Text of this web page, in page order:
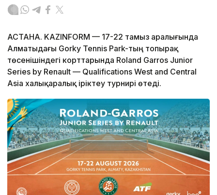
АСТАНА. KAZINFORM — 17-22 тамыз аралығында
Алматыдағы Gorky Tennis Park-тың топырақ
төсенішіндегі корттарында Roland Garros Junior
Series by Renault — Qualifications West and Central
Asia халықаралық іріктеу турнирі өтеді.